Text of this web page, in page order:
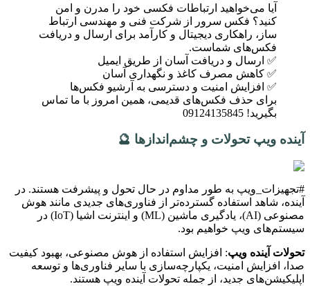
آیا می‌خواهید ارتباطات فکسی خود را مدرن و امن
کنید؟ فکس سرور از شرکت فنی و مهندسی ارتباط
ساز، راهکاری دیجیتال و کارآمد برای ارسال و دریافت
فکس‌های شماست.
✅ ارسال و دریافت آسان از طریق ایمیل
✅ کاهش مصرف کاغذ و نگهداری آسان
✅ افزایش امنیت و دسترسی به آرشیو فکس‌ها
برای حذف فکس‌های قدیمی، همین امروز با ما تماس
بگیرید! 09124135845
آینده ویپ تحولات و چشم‌اندازها 🔮
#تجهیزات_ویپ به طور مداوم در حال تحول و پیشرفت هستند. در
آینده، شاهد استفاده گسترده‌تر از فناوری‌های جدیدی مانند هوش
مصنوعی (AI)، یادگیری ماشین (ML) و اینترنت اشیا (IoT) در
سیستم‌های ویپ خواهیم بود.
تحولات آینده ویپ: افزایش استفاده از هوش مصنوعی، بهبود کیفیت
صدا، افزایش امنیت، یکپارچه‌سازی با سایر فناوری‌ها و توسعه
اپلیکیشن‌های جدید، از جمله تحولات آینده ویپ هستند.